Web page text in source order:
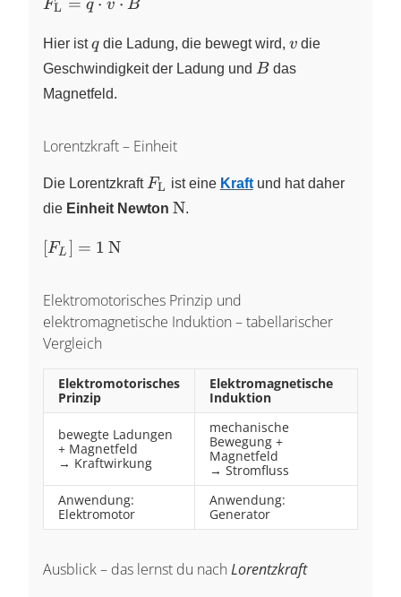
\cdot B
FL q v B
Hier istq
qdie Ladung, die bewegt wird, v
v die
Geschwindigkeit der Ladung und B
Bdas
Magnetfeld.
Lorentzkraft – Einheit
Die Lorentzkraft F_\text{L}
FL ist eine Kraftund hat daher
die Einheit Newton \text{N}
N.
\lbrack F_{L}
[FL ] = 1 N
Elektromotorisches Prinzip und
elektromagnetische Induktion – tabellarischer
Vergleich
Elektromotorisches
Prinzip
Elektromagnetische
Induktion
bewegte Ladungen
+ Magnetfeld
→ Kraftwirkung
mechanische
Bewegung +
Magnetfeld
→ Stromfluss
Anwendung:
Elektromotor
Anwendung:
Generator
Ausblick – das lernst du nach Lorentzkraft